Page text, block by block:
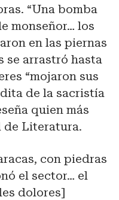
“Una bomba
monseñor… los
en las piernas
se arrastró hasta
“mojaron sus
de la sacristía
quien más
de Literatura.
con piedras
el sector… el
dolores]